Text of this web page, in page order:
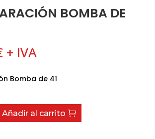
BOMBA DE
+ IVA
Bomba de 41
Añadir al carrito